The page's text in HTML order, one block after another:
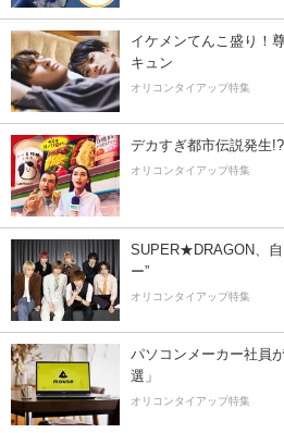
イケメンてんこ盛り！
キュン
オリコンタイアップ特集
デカすぎ都市伝説発生
オリコンタイアップ特集
SUPER★DRAGON、自
ー”
オリコンタイアップ特集
パソコンメーカー社員
選」
オリコンタイアップ特集